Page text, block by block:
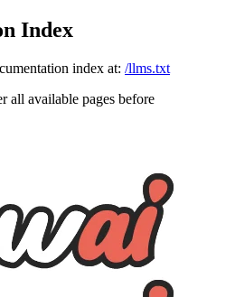
Index
index at: /llms.txt
all available pages before